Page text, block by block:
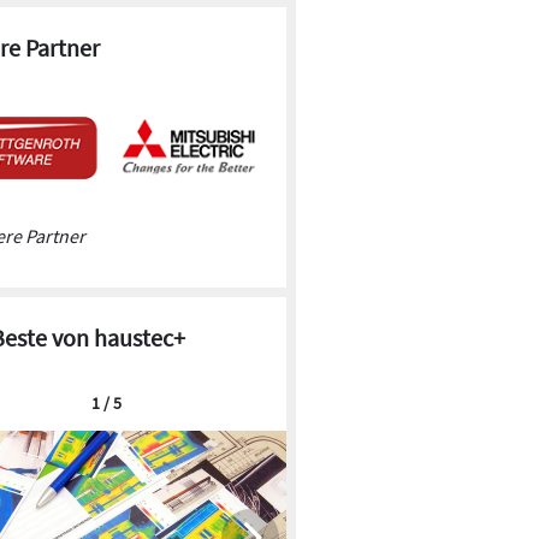
Partner
Partner
von haustec+
1 / 5